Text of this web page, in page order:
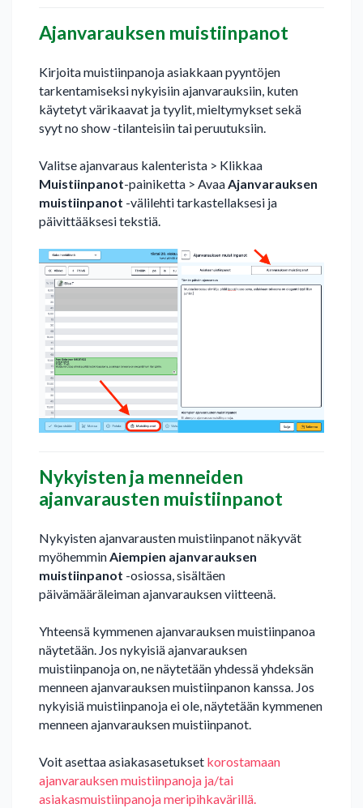
Ajanvarauksen muistiinpanot
Kirjoita muistiinpanoja asiakkaan pyyntöjen
tarkentamiseksi nykyisiin ajanvarauksiin, kuten
käytetyt värikaavat ja tyylit, mieltymykset sekä
syyt no show -tilanteisiin tai peruutuksiin.
Valitse ajanvaraus kalenterista > Klikkaa
Muistiinpanot-painiketta > AvaaAjanvarauksen
muistiinpanot -välilehti tarkastellaksesi ja
päivittääksesi tekstiä.
Nykyisten ja menneiden
ajanvarausten muistiinpanot
Nykyisten ajanvarausten muistiinpanot näkyvät
myöhemminAiempien ajanvarauksen
muistiinpanot -osiossa, sisältäen
päivämääräleiman ajanvarauksen viitteenä.
Yhteensä kymmenen ajanvarauksen muistiinpanoa
näytetään. Jos nykyisiä ajanvarauksen
muistiinpanoja on, ne näytetään yhdessä yhdeksän
menneen ajanvarauksen muistiinpanon kanssa. Jos
nykyisiä muistiinpanoja ei ole, näytetään kymmenen
menneen ajanvarauksen muistiinpanot.
Voit asettaa asiakasasetukset korostamaan
ajanvarauksen muistiinpanoja ja/tai
asiakasmuistiinpanoja meripihkavärillä.